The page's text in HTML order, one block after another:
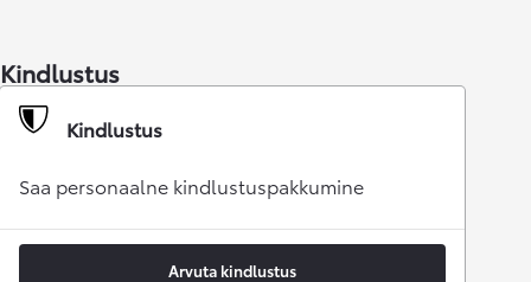
Kindlustus
Kindlustus
Saa personaalne kindlustuspakkumine
Arvuta kindlustus